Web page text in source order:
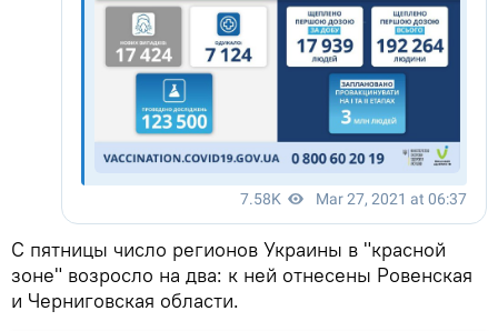
С пятницы число регионов Украины в "красной
зоне" возросло на два: к ней отнесены Ровенская
и Черниговская области.